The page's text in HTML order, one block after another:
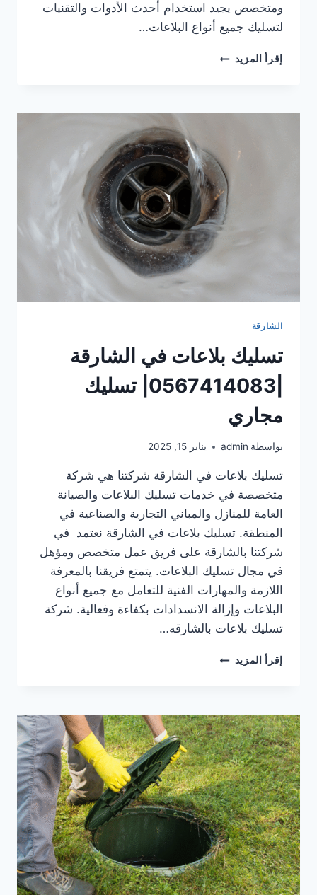
ومتخصص يجيد استخدام أحدث الأدوات والتقنيات
لتسليك جميع أنواع البلاعات…
إقرأ المزيد تسليك
|0567414083|
الشارقة
تسليك بلاعات في الشارقة
|0567414083| تسليك
مجاري
بواسطة admin يناير 15, 2025
تسليك بلاعات في الشارقة شركتنا هي شركة
متخصصة في خدمات تسليك البلاعات والصيانة
العامة للمنازل والمباني التجارية والصناعية في
المنطقة. تسليك بلاعات في الشارقة نعتمد في
شركتنا بالشارقة على فريق عمل متخصص ومؤهل
في مجال تسليك البلاعات. يتمتع فريقنا بالمعرفة
اللازمة والمهارات الفنية للتعامل مع جميع أنواع
البلاعات وإزالة الانسدادات بكفاءة وفعالية. شركة
تسليك بلاعات بالشارقه…
إقرأ المزيد تسليك
|0567414083|
تسليك
مجاري